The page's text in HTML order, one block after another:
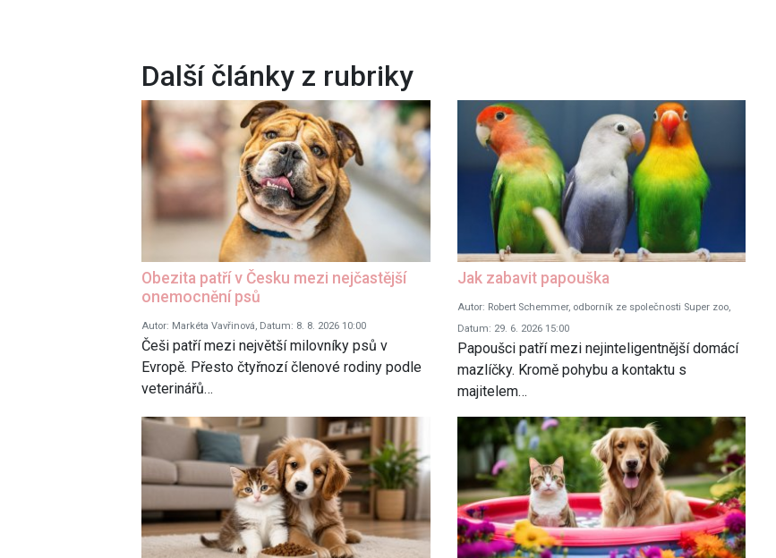
Další články z rubriky
Obezita patří v Česku mezi nejčastější
onemocnění psů
Autor: Markéta Vavřinová, Datum: 8. 8. 2026 10:00
Češi patří mezi největší milovníky psů v
Evropě. Přesto čtyřnozí členové rodiny podle
veterinářů…
Jak zabavit papouška
Autor: Robert Schemmer, odborník ze společnosti Super zoo,
Datum: 29. 6. 2026 15:00
Papoušci patří mezi nejinteligentnější domácí
mazlíčky. Kromě pohybu a kontaktu s
majitelem…